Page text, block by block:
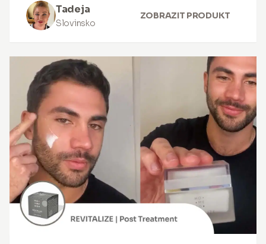
Tadeja
Slovinsko
ZOBRAZIT PRODUKT